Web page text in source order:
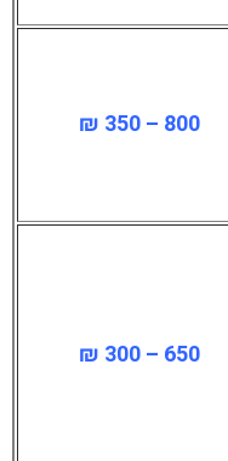
800 – 350 ₪
650 – 300 ₪